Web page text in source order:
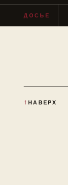
ДОСЬЕ
НАВЕРХ